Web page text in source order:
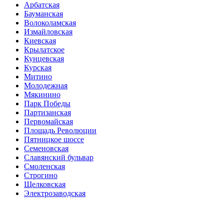
Арбатская
Бауманская
Волоколамская
Измайловская
Киевская
Крылатское
Кунцевская
Курская
Митино
Молодежная
Мякинино
Парк Победы
Партизанская
Первомайская
Площадь Революции
Пятницкое шоссе
Семеновская
Славянский бульвар
Смоленская
Строгино
Щелковская
Электро­заводская